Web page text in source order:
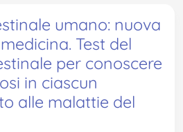
umano: nuova
Test del
per conoscere
in ciascun
alle malattie del